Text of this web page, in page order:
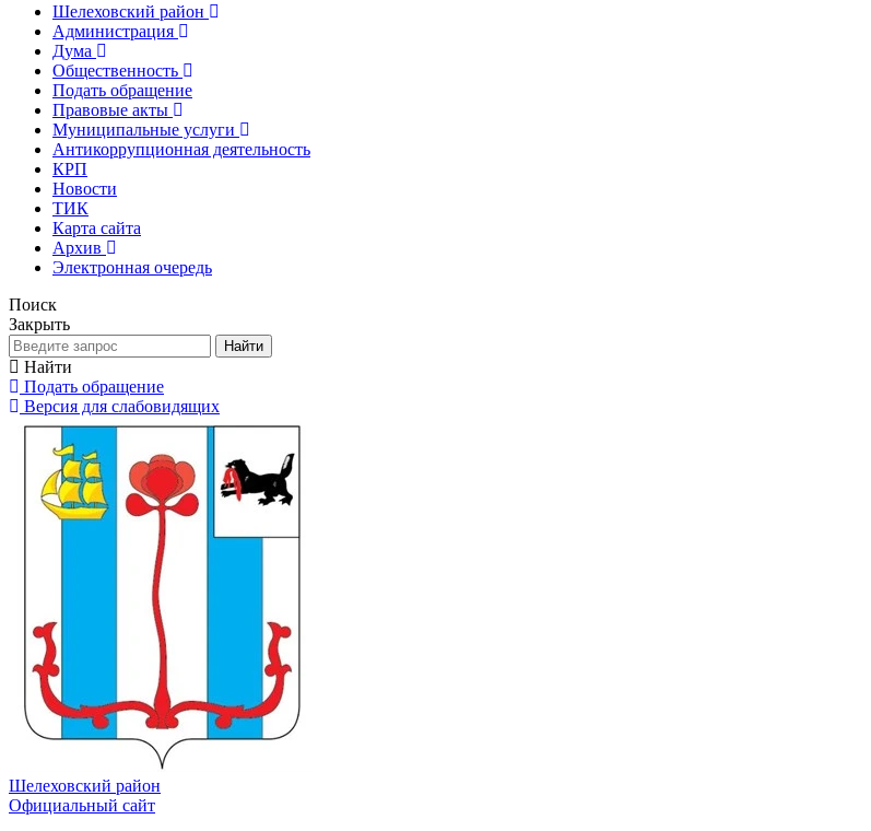
Шелеховский район
Администрация
Дума
Общественность
Подать обращение
Правовые акты
Муниципальные услуги
Антикоррупционная деятельность
КРП
Новости
ТИК
Карта сайта
Архив
Электронная очередь
Поиск
Закрыть
Найти
Найти
Подать обращение
Версия для слабовидящих
Шелеховский район
Официальный сайт